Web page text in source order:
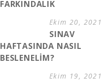
FARKINDALIK
Ekim 20, 2021
SINAV
HAFTASINDA NASIL
BESLENELİM?
Ekim 19, 2021